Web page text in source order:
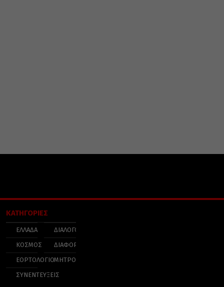
ΚΑΤΗΓΟΡΙΕΣ
ΕΛΛΑΔΑ
ΚΟΣΜΟΣ
ΕΟΡΤΟΛΟΓΙΟ
ΣΥΝΕΝΤΕΥΞΕΙΣ
ΔΙΑΛΟΓΟΣ
ΔΙΑΦΟΡΑ
ΜΗΤΡΟΠΟΛΕΙΣ